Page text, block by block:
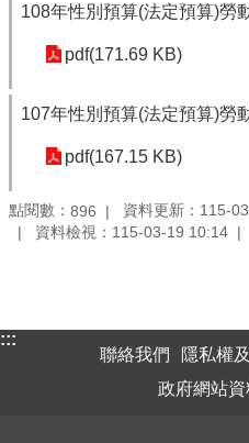
108年性別預算(法定預算)勞
pdf(171.69 KB)
107年性別預算(法定預算)勞
pdf(167.15 KB)
點閱數： 896
資料更新：115-
資料檢視：115-03-19 10:14
:::
聯絡我們
隱私權
政府網站